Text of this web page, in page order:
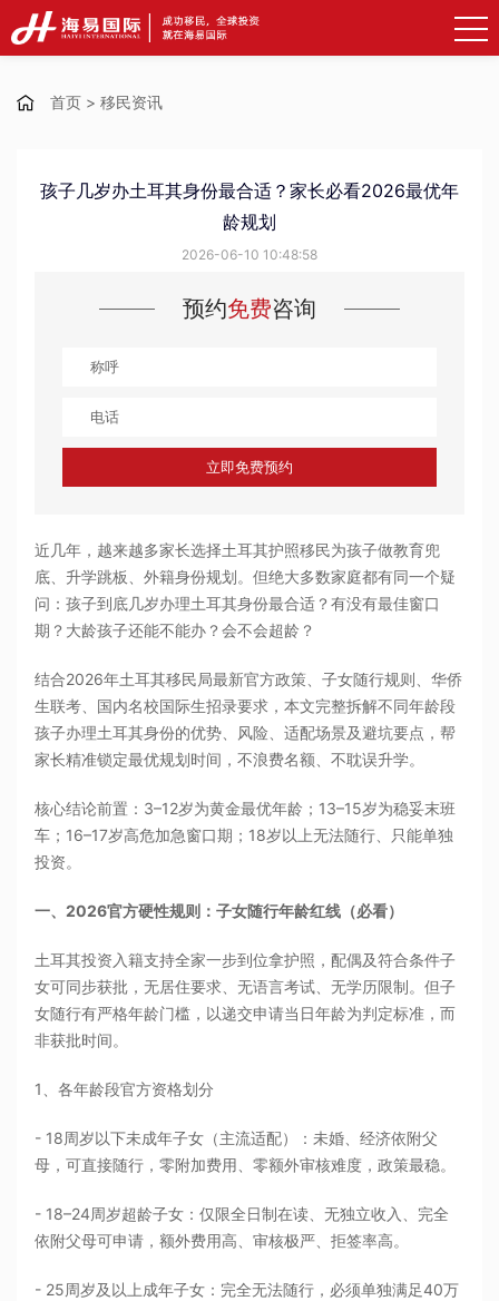
首页 > 移民资讯
孩子几岁办土耳其身份最合适？家长必看2026最优年
龄规划
2026-06-10 10:48:58
预约免费咨询
立即免费预约
近几年，越来越多家长选择土耳其护照移民为孩子做教育兜
底、升学跳板、外籍身份规划。但绝大多数家庭都有同一个疑
问：孩子到底几岁办理土耳其身份最合适？有没有最佳窗口
期？大龄孩子还能不能办？会不会超龄？
结合2026年土耳其移民局最新官方政策、子女随行规则、华侨
生联考、国内名校国际生招录要求，本文完整拆解不同年龄段
孩子办理土耳其身份的优势、风险、适配场景及避坑要点，帮
家长精准锁定最优规划时间，不浪费名额、不耽误升学。
核心结论前置：3–12岁为黄金最优年龄；13–15岁为稳妥末班
车；16–17岁高危加急窗口期；18岁以上无法随行、只能单独
投资。
一、2026官方硬性规则：子女随行年龄红线（必看）
土耳其投资入籍支持全家一步到位拿护照，配偶及符合条件子
女可同步获批，无居住要求、无语言考试、无学历限制。但子
女随行有严格年龄门槛，以递交申请当日年龄为判定标准，而
非获批时间。
1、各年龄段官方资格划分
- 18周岁以下未成年子女（主流适配）：未婚、经济依附父
母，可直接随行，零附加费用、零额外审核难度，政策最稳。
- 18–24周岁超龄子女：仅限全日制在读、无独立收入、完全
依附父母可申请，额外费用高、审核极严、拒签率高。
- 25周岁及以上成年子女：完全无法随行，必须单独满足40万